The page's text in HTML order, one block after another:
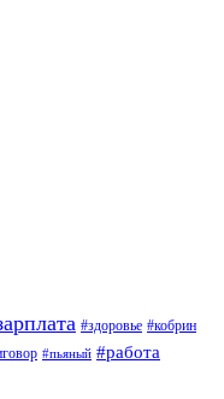
#здоровье #кобрин
#пьяный #работа